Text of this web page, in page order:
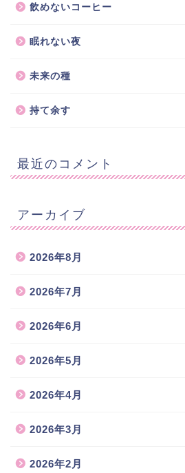
飲めないコーヒー
眠れない夜
未来の種
持て余す
最近のコメント
アーカイブ
2026年8月
2026年7月
2026年6月
2026年5月
2026年4月
2026年3月
2026年2月